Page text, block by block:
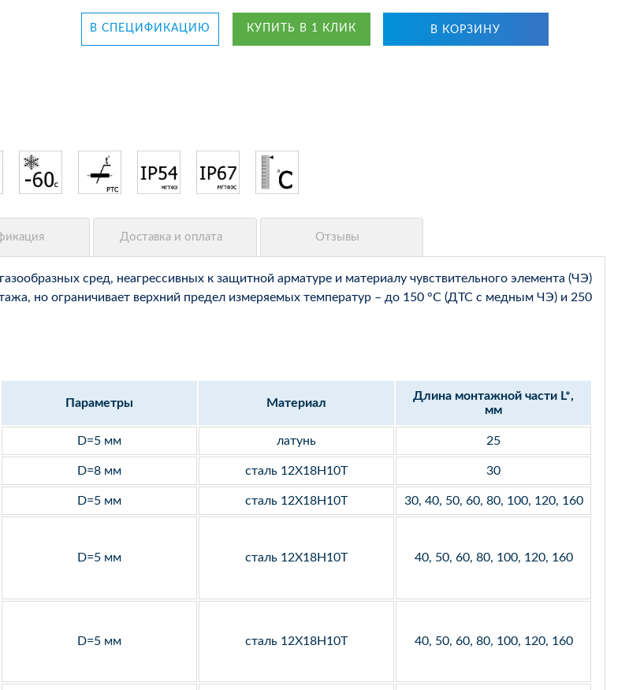
В СПЕЦИФИКАЦИЮ КУПИТЬ В 1 КЛИК В КОРЗИНУ
сред, неагрессивных к защитной арматуре и материалу чувствительного элемента (ЧЭ)
но ограничивает верхний предел измеряемых температур – до 150 °С (ДТС с медным ЧЭ) и 250
Параметры Материал
Длина монтажной части L*,
мм
D=5 мм латунь 25
D=8 мм сталь 12Х18Н10Т 30
D=5 мм сталь 12Х18Н10Т 30, 40, 50, 60, 80, 100, 120, 160
D=5 мм сталь 12Х18Н10Т 40, 50, 60, 80, 100, 120, 160
D=5 мм сталь 12Х18Н10Т 40, 50, 60, 80, 100, 120, 160